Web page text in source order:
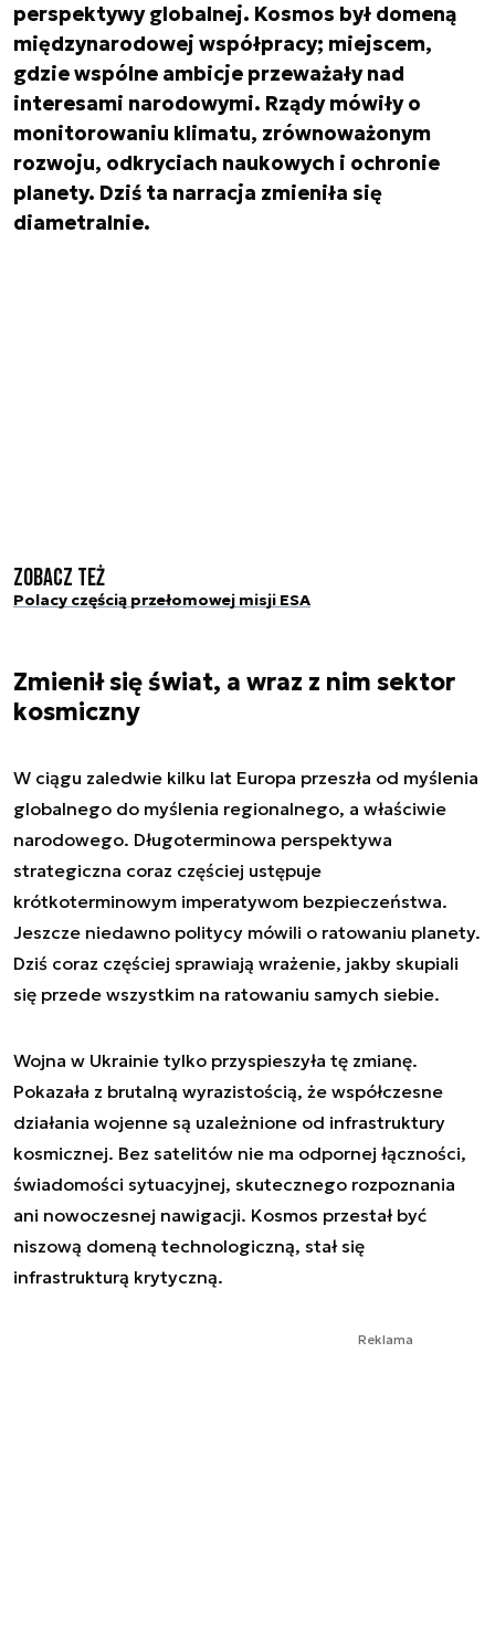
perspektywy globalnej. Kosmos był domeną
międzynarodowej współpracy; miejscem,
gdzie wspólne ambicje przeważały nad
interesami narodowymi. Rządy mówiły o
monitorowaniu klimatu, zrównoważonym
rozwoju, odkryciach naukowych i ochronie
planety. Dziś ta narracja zmieniła się
diametralnie.
Zobacz też
Polacy częścią przełomowej misji ESA
Zmienił się świat, a wraz z nim sektor
kosmiczny
W ciągu zaledwie kilku lat Europa przeszła od myślenia
globalnego do myślenia regionalnego, a właściwie
narodowego. Długoterminowa perspektywa
strategiczna coraz częściej ustępuje
krótkoterminowym imperatywom bezpieczeństwa.
Jeszcze niedawno politycy mówili o ratowaniu planety.
Dziś coraz częściej sprawiają wrażenie, jakby skupiali
się przede wszystkim na ratowaniu samych siebie.
Wojna w Ukrainie tylko przyspieszyła tę zmianę.
Pokazała z brutalną wyrazistością, że współczesne
działania wojenne są uzależnione od infrastruktury
kosmicznej. Bez satelitów nie ma odpornej łączności,
świadomości sytuacyjnej, skutecznego rozpoznania
ani nowoczesnej nawigacji. Kosmos przestał być
niszową domeną technologiczną, stał się
infrastrukturą krytyczną.
Reklama